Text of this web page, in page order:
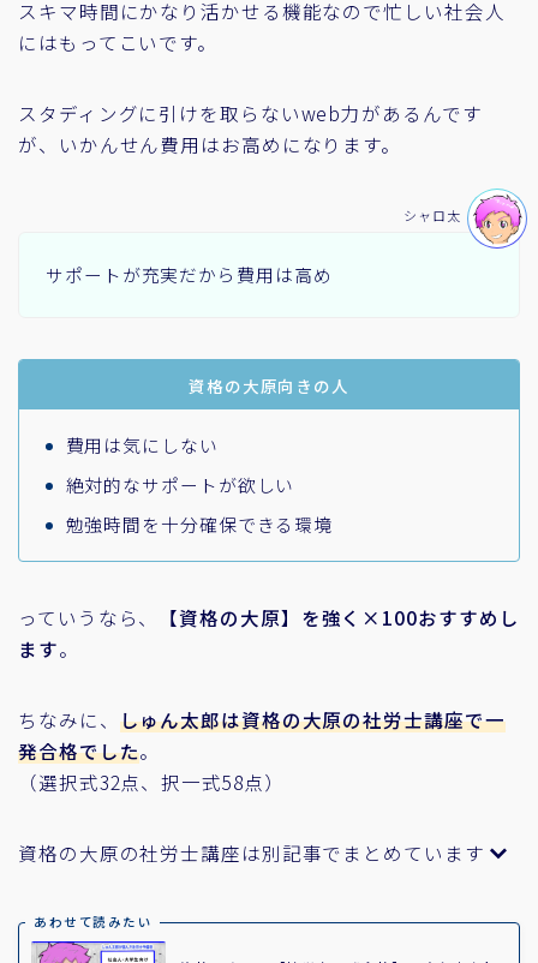
スキマ時間にかなり活かせる機能なので忙しい社会人
にはもってこいです。
スタディングに引けを取らないweb力があるんです
が、いかんせん費用はお高めになります。
サポートが充実だから費用は高め
シャロ太
資格の大原向きの人
費用は気にしない
絶対的なサポートが欲しい
勉強時間を十分確保できる環境
っていうなら、
【資格の大原】を強く×100おすすめし
ます。
ちなみに、 しゅん太郎は資格の大原の社労士講座で一
発合格でした。
（選択式32点、択一式58点）
資格の大原の社労士講座は別記事でまとめています
あわせて読みたい